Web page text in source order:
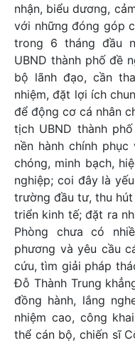
nhận, biểu dương,
với những đóng góp
trong 6 tháng đầu
UBND thành phố đề
bộ lãnh đạo, cần
nhiệm, đặt lợi ích
để động cơ cá nhân
tịch UBND thành
nền hành chính
chóng, minh bạch,
nghiệp; coi đây là
trường đầu tư, thu
triển kinh tế; đặt ra
Phòng chưa có
phương và yêu cầu
cứu, tìm giải pháp
Đỗ Thành Trung
đồng hành, lắng
nhiệm cao, công
thể cán bộ, chiến sĩ